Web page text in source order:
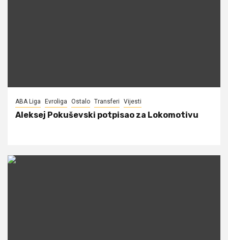
ABA Liga Evroliga Ostalo Transferi Vijesti
Aleksej Pokuševski potpisao za Lokomotivu